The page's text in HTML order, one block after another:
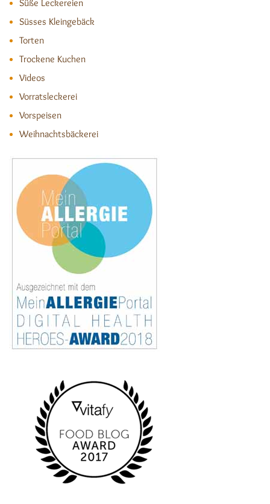
Süße Leckereien
Süsses Kleingebäck
Torten
Trockene Kuchen
Videos
Vorratsleckerei
Vorspeisen
Weihnachtsbäckerei